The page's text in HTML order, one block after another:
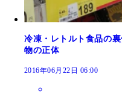
冷凍・レトルト食品の
物の正体
2016年06月22日 06:00